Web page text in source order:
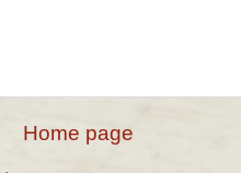
Home page